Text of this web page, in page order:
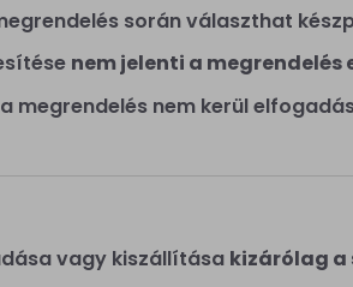
során választhat
nem jelenti a megrendelés
megrendelés nem kerül
vagy kiszállítása kizárólag a